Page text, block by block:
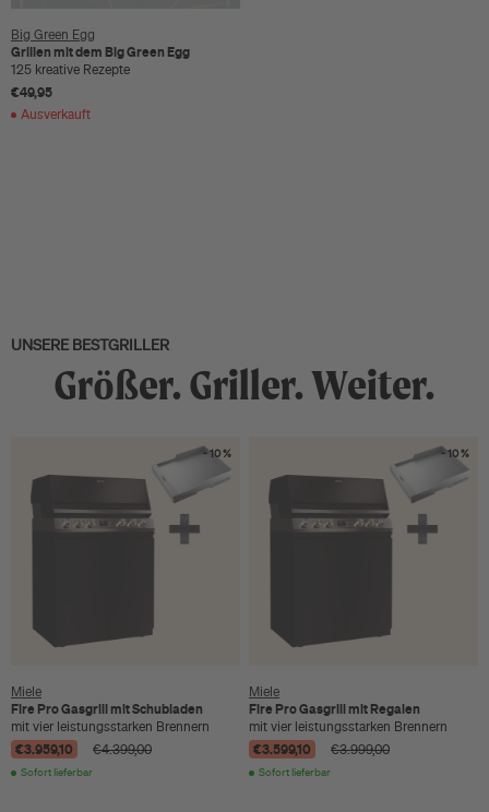
Big Green Egg
Grillen mit dem Big Green Egg
125 kreative Rezepte
€49,95
Ausverkauft
UNSERE BESTGRILLER
Größer. Griller. Weiter.
- 10 %
Miele
Fire Pro Gasgrill mit Schubladen
mit vier leistungsstarken Brennern
€3.959,10 €4.399,00
Sofort lieferbar
- 10 %
Miele
Fire Pro Gasgrill mit Regalen
mit vier leistungsstarken Brennern
€3.599,10 €3.999,00
Sofort lieferbar